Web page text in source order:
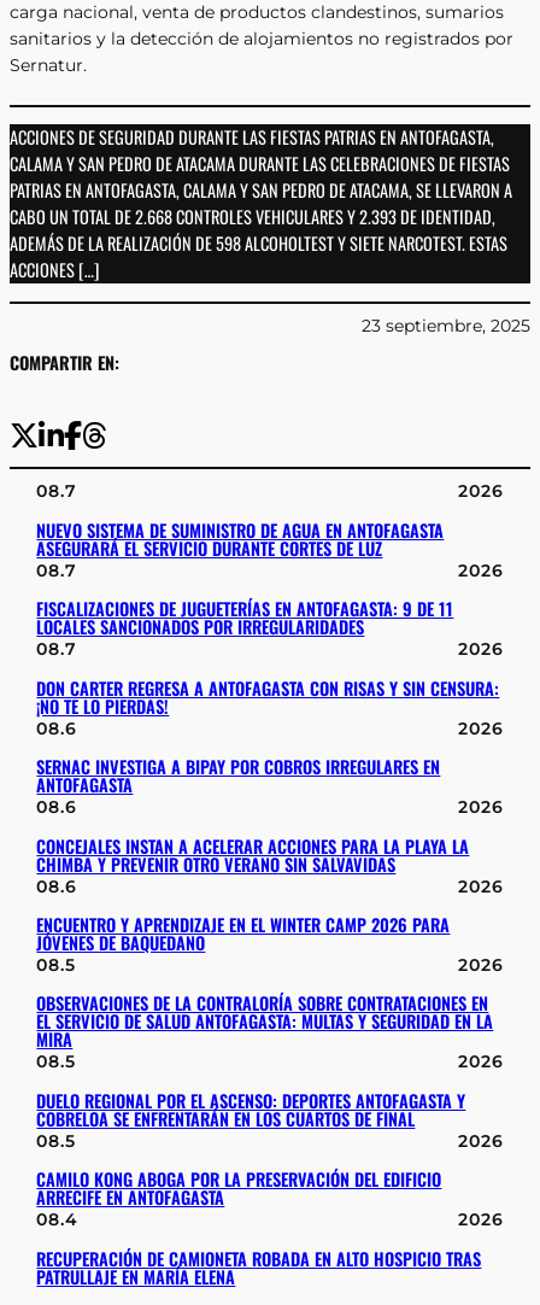
carga nacional, venta de productos clandestinos, sumarios
sanitarios y la detección de alojamientos no registrados por
Sernatur.
ACCIONES DE SEGURIDAD DURANTE LAS FIESTAS PATRIAS EN ANTOFAGASTA,
CALAMA Y SAN PEDRO DE ATACAMA DURANTE LAS CELEBRACIONES DE FIESTAS
PATRIAS EN ANTOFAGASTA, CALAMA Y SAN PEDRO DE ATACAMA, SE LLEVARON A
CABO UN TOTAL DE 2.668 CONTROLES VEHICULARES Y 2.393 DE IDENTIDAD,
ADEMÁS DE LA REALIZACIÓN DE 598 ALCOHOLTEST Y SIETE NARCOTEST. ESTAS
ACCIONES […]
COMPARTIR EN:
23 septiembre, 2025
08.7 2026
NUEVO SISTEMA DE SUMINISTRO DE AGUA EN ANTOFAGASTA
ASEGURARÁ EL SERVICIO DURANTE CORTES DE LUZ
08.7 2026
FISCALIZACIONES DE JUGUETERÍAS EN ANTOFAGASTA: 9 DE 11
LOCALES SANCIONADOS POR IRREGULARIDADES
08.7 2026
DON CARTER REGRESA A ANTOFAGASTA CON RISAS Y SIN CENSURA:
¡NO TE LO PIERDAS!
08.6 2026
SERNAC INVESTIGA A BIPAY POR COBROS IRREGULARES EN
ANTOFAGASTA
08.6 2026
CONCEJALES INSTAN A ACELERAR ACCIONES PARA LA PLAYA LA
CHIMBA Y PREVENIR OTRO VERANO SIN SALVAVIDAS
08.6 2026
ENCUENTRO Y APRENDIZAJE EN EL WINTER CAMP 2026 PARA
JÓVENES DE BAQUEDANO
08.5 2026
OBSERVACIONES DE LA CONTRALORÍA SOBRE CONTRATACIONES EN
EL SERVICIO DE SALUD ANTOFAGASTA: MULTAS Y SEGURIDAD EN LA
MIRA
08.5 2026
DUELO REGIONAL POR EL ASCENSO: DEPORTES ANTOFAGASTA Y
COBRELOA SE ENFRENTARÁN EN LOS CUARTOS DE FINAL
08.5 2026
CAMILO KONG ABOGA POR LA PRESERVACIÓN DEL EDIFICIO
ARRECIFE EN ANTOFAGASTA
08.4 2026
RECUPERACIÓN DE CAMIONETA ROBADA EN ALTO HOSPICIO TRAS
PATRULLAJE EN MARÍA ELENA